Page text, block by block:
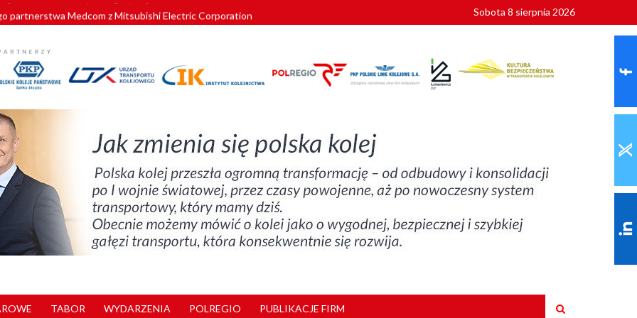
partnerstwa Medcom z Mitsubishi Electric Corporation
znów szuka dostawcy nowych EZT
kolejowych w północnej Wielkopolsce. Łatwiejsze dojazdy do pracy i szkoły
nowe standardy kategoryzacji dworców
Sobota 8 sierpnia 2026
TABOR WYDARZENIA POLREGIO PUBLIKACJE FIRM